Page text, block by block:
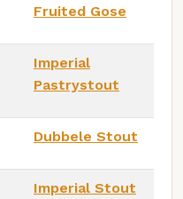
Fruited Gose
Imperial
Pastrystout
Dubbele Stout
Imperial Stout